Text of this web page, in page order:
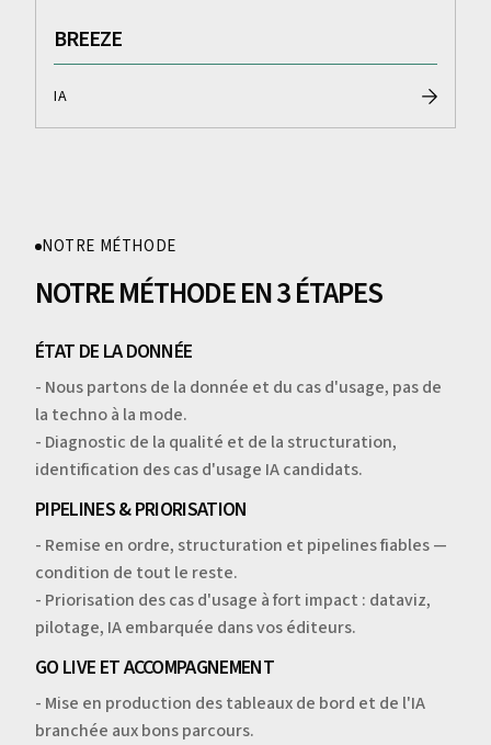
BREEZE
IA
NOTRE MÉTHODE
NOTRE MÉTHODE EN 3 ÉTAPES
ÉTAT DE LA DONNÉE
- Nous partons de la donnée et du cas d'usage, pas de
la techno à la mode.
- Diagnostic de la qualité et de la structuration,
identification des cas d'usage IA candidats.
PIPELINES & PRIORISATION
- Remise en ordre, structuration et pipelines fiables —
condition de tout le reste.
- Priorisation des cas d'usage à fort impact : dataviz,
pilotage, IA embarquée dans vos éditeurs.
GO LIVE ET ACCOMPAGNEMENT
- Mise en production des tableaux de bord et de l'IA
branchée aux bons parcours.